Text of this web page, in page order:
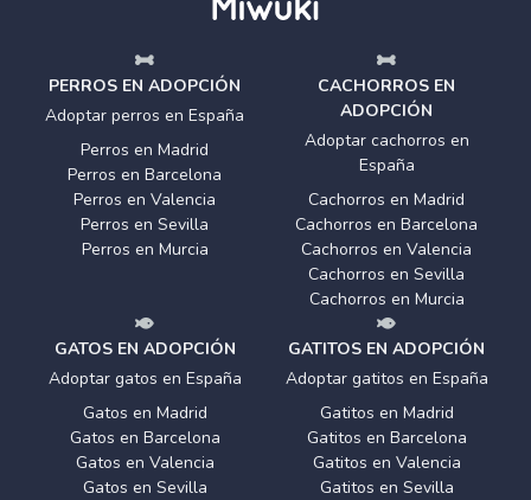
PERROS EN ADOPCIÓN
Adoptar perros en España
Perros en Madrid
Perros en Barcelona
Perros en Valencia
Perros en Sevilla
Perros en Murcia
CACHORROS EN
ADOPCIÓN
Adoptar cachorros en
España
Cachorros en Madrid
Cachorros en Barcelona
Cachorros en Valencia
Cachorros en Sevilla
Cachorros en Murcia
GATOS EN ADOPCIÓN
Adoptar gatos en España
Gatos en Madrid
Gatos en Barcelona
Gatos en Valencia
Gatos en Sevilla
GATITOS EN ADOPCIÓN
Adoptar gatitos en España
Gatitos en Madrid
Gatitos en Barcelona
Gatitos en Valencia
Gatitos en Sevilla